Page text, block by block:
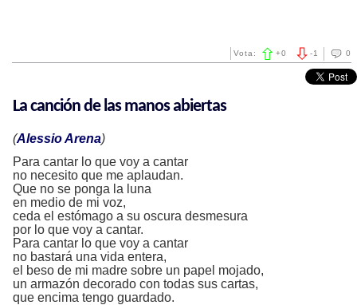
0
-1
Vota: +0
La canción de las manos abiertas
(Alessio Arena)
Para cantar lo que voy a cantar
no necesito que me aplaudan.
Que no se ponga la luna
en medio de mi voz,
ceda el estómago a su oscura desmesura
por lo que voy a cantar.
Para cantar lo que voy a cantar
no bastará una vida entera,
el beso de mi madre sobre un papel mojado,
un armazón decorado con todas sus cartas,
que encima tengo guardado.